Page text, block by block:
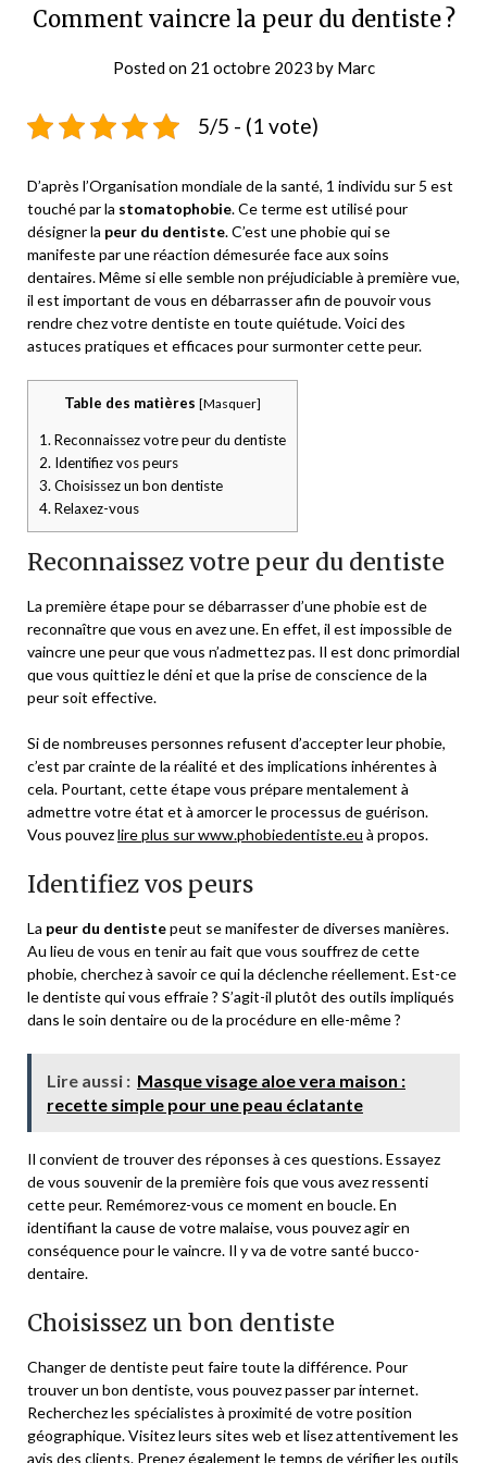
Comment vaincre la peur du dentiste ?
Posted on 21 octobre 2023 by Marc
5/5 - (1 vote)
D’après l’Organisation mondiale de la santé, 1 individu sur 5 est
touché par la stomatophobie. Ce terme est utilisé pour
désigner la peur du dentiste. C’est une phobie qui se
manifeste par une réaction démesurée face aux soins
dentaires. Même si elle semble non préjudiciable à première vue,
il est important de vous en débarrasser afin de pouvoir vous
rendre chez votre dentiste en toute quiétude. Voici des
astuces pratiques et efficaces pour surmonter cette peur.
Table des matières [Masquer]
1. Reconnaissez votre peur du dentiste
2. Identifiez vos peurs
3. Choisissez un bon dentiste
4. Relaxez-vous
Reconnaissez votre peur du dentiste
La première étape pour se débarrasser d’une phobie est de
reconnaître que vous en avez une. En effet, il est impossible de
vaincre une peur que vous n’admettez pas. Il est donc primordial
que vous quittiez le déni et que la prise de conscience de la
peur soit effective.
Si de nombreuses personnes refusent d’accepter leur phobie,
c’est par crainte de la réalité et des implications inhérentes à
cela. Pourtant, cette étape vous prépare mentalement à
admettre votre état et à amorcer le processus de guérison.
Vous pouvezlire plus sur www.phobiedentiste.eu à propos.
Identifiez vos peurs
La peur du dentistepeut se manifester de diverses manières.
Au lieu de vous en tenir au fait que vous souffrez de cette
phobie, cherchez à savoir ce qui la déclenche réellement. Est-ce
le dentiste qui vous effraie ? S’agit-il plutôt des outils impliqués
dans le soin dentaire ou de la procédure en elle-même ?
Lire aussi : Masque visage aloe vera maison :
recette simple pour une peau éclatante
Il convient de trouver des réponses à ces questions. Essayez
de vous souvenir de la première fois que vous avez ressenti
cette peur. Remémorez-vous ce moment en boucle. En
identifiant la cause de votre malaise, vous pouvez agir en
conséquence pour le vaincre. Il y va de votre santé bucco-
dentaire.
Choisissez un bon dentiste
Changer de dentiste peut faire toute la différence. Pour
trouver un bon dentiste, vous pouvez passer par internet.
Recherchez les spécialistes à proximité de votre position
géographique. Visitez leurs sites web et lisez attentivement les
avis des clients. Prenez également le temps de vérifier les outils